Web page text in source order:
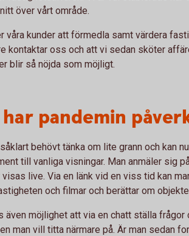
över vårt område.
våra kunder att förmedla samt värdera
kontaktar oss och att vi sedan sköter
blir så nöjda som möjligt.
pandemin
behövt tänka om lite grann och kan
till vanliga visningar. Man anmäler sig
live. Via en länk vid en viss tid kan
och filmar och berättar om
även möjlighet att via en chatt ställa
man vill titta närmare på. Är man sedan